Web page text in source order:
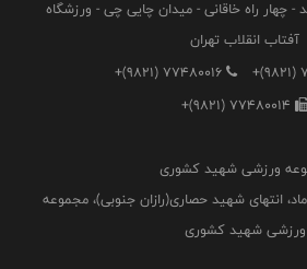
- چهار راه خاقانی - میدان چایی چی - ورزشگاه
آفتاب انقلاب تهران
+(9821)
+(9821) 77480016
+(9821) 77480014
ورزشی شهید کشوری
انتهای شهید حصاری(رازان جنوبی)، مجموعه
ورزشی شهید کشوری